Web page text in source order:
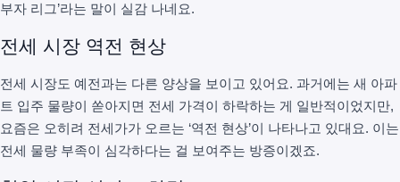
부자 리그’라는 말이 실감 나네요.
전세 시장 역전 현상
전세 시장도 예전과는 다른 양상을 보이고 있어요. 과거에는 새 아파
트 입주 물량이 쏟아지면 전세 가격이 하락하는 게 일반적이었지만,
요즘은 오히려 전세가가 오르는 ‘역전 현상’이 나타나고 있대요. 이는
전세 물량 부족이 심각하다는 걸 보여주는 방증이겠죠.